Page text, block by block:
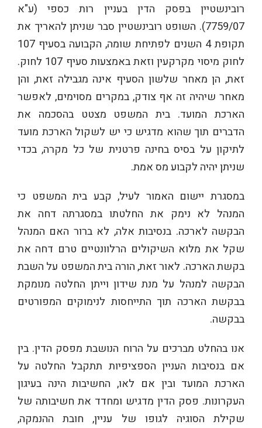
רובינשטיין בפסק הדין בעניין רות כספי (ע"א
7759/07). השופט רובינשטיין סבר שניתן להאריך את
תקופת 4 השנים לפתיחת שומה, הקבועה בסעיף 107
לחוק מיסוי מקרקעין וזאת באמצעות סעיף 107 לחוק.
זאת, הן מאחר שלשון הסעיף אינה מגבילה זאת, והן
מאחר שיהיה זה אף צודק, במקרים מסוימים, לאפשר
הארכת המועד. בית המשפט מצטט בהסכמה את
הדברים תוך שהוא מדגיש כי יש לשקול הארכת מועד
לתיקון על בסיס בחינה פרטנית של כל מקרה, בכדי
שניתן יהיה לקבוע מס אמת.
במסגרת יישום האמור לעיל, קבע בית המשפט כי
המנהל לא נימק את החלטתו במסגרתה דחה את
הבקשה לארכה. בנסיבות אלה, לא ברור האם המנהל
שקל את מלוא השיקולים הרלוונטיים טרם דחה את
בקשת הארכה. לאור זאת, הורה בית המשפט על השבת
הבקשה למנהל על מנת שידון וייתן החלטה מנומקת
בבקשת הארכה תוך התייחסות לנימוקים המפורטים
בבקשה.
אנו בהחלט מברכים על הרוח הנושבת מפסק הדין. בין
אם בנסיבות העניין הספציפיות תתקבל החלטה על
הארכת המועד ובין אם לאו, החשיבות הינה בעיגון
העקרונות. פסק הדין מדגיש ומחדד את חשיבותה של
שקילת הסוגיה לגופו של עניין, חובת ההנמקה,